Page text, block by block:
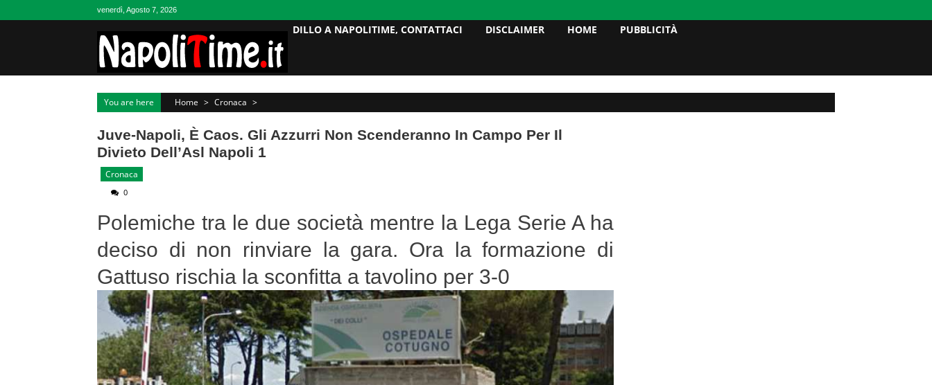
venerdì, Agosto 7, 2026
DILLO A NAPOLITIME, CONTATTACI DISCLAIMER HOME PUBBLICITÀ
You are here Home > Cronaca >
Juve-Napoli, È Caos. Gli Azzurri Non Scenderanno In Campo Per Il
Divieto Dell’Asl Napoli 1
Cronaca
0
Polemiche tra le due società mentre la Lega Serie A ha
deciso di non rinviare la gara. Ora la formazione di
Gattuso rischia la sconfitta a tavolino per 3-0